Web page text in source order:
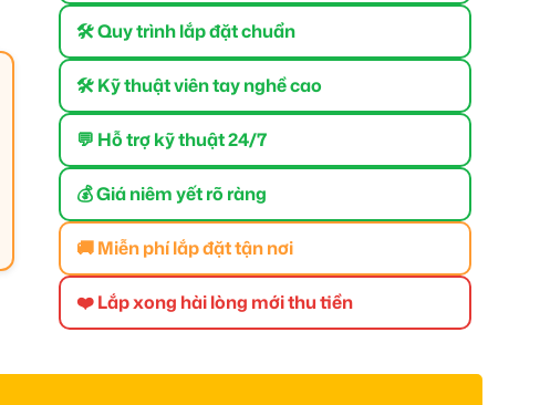
🛠 Quy trình lắp đặt chuẩn
🛠 Kỹ thuật viên tay nghề cao
💬 Hỗ trợ kỹ thuật 24/7
💰 Giá niêm yết rõ ràng
🚚 Miễn phí lắp đặt tận nơi
❤️ Lắp xong hài lòng mới thu tiền